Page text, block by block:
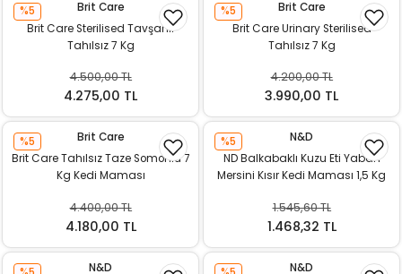
%5
Brit Care
Brit Care Sterilised Tavşanlı
Tahılsız 7 Kg
4.500,00 TL
4.275,00 TL
%5
Brit Care
Brit Care Urinary Sterilised
Tahılsız 7 Kg
4.200,00 TL
3.990,00 TL
%5
Brit Care
Brit Care Tahılsız Taze Somonlu 7
Kg Kedi Maması
4.400,00 TL
4.180,00 TL
%5
N&D
ND Balkabaklı Kuzu Eti Yaban
Mersini Kısır Kedi Maması 1,5 Kg
1.545,60 TL
1.468,32 TL
N&D
N&D